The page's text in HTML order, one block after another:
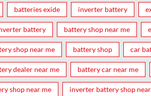
batteries exide inverter battery
battery battery shop near me
shop near me battery shop car
dealer near me battery car near me
shop near me inverter battery shop